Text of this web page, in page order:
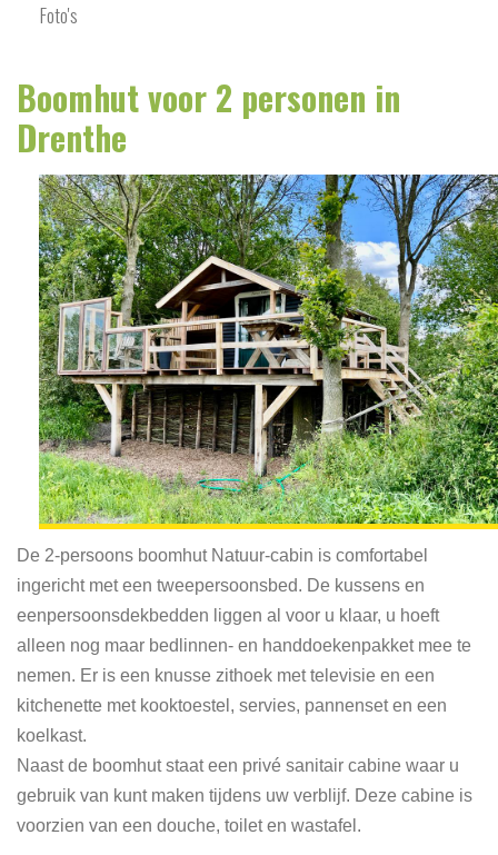
Foto's
Boomhut voor 2 personen in
Drenthe
De 2-persoons boomhut Natuur-cabin is comfortabel
ingericht met een tweepersoonsbed. De kussens en
eenpersoonsdekbedden liggen al voor u klaar, u hoeft
alleen nog maar bedlinnen- en handdoekenpakket mee te
nemen. Er is een knusse zithoek met televisie en een
kitchenette met kooktoestel, servies, pannenset en een
koelkast.
Naast de boomhut staat een privé sanitair cabine waar u
gebruik van kunt maken tijdens uw verblijf. Deze cabine is
voorzien van een douche, toilet en wastafel.